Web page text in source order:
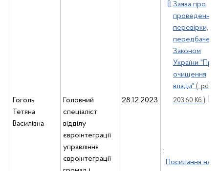
Гоголь
Тетяна
Василівна
Головний
спеціаліст
відділу
євроінтеграції
управління
євроінтеграції
28.12.2023
Заява про
проведення
перевірки,
Законом
України "Про
очищення
влади" ( .pdf ,
203.60 Кб )
:
Посилання на